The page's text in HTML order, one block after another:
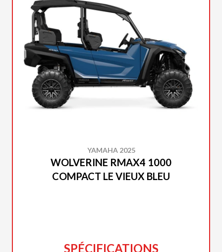
YAMAHA 2025
WOLVERINE RMAX4 1000
COMPACT LE VIEUX BLEU
SPÉCIFICATIONS